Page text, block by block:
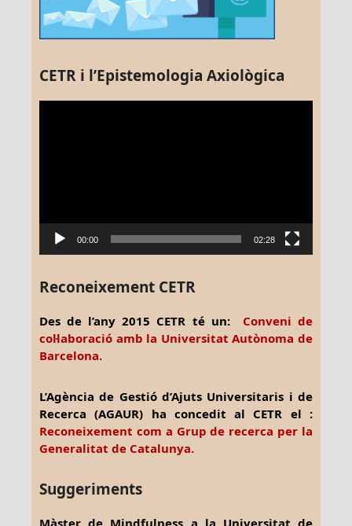
CETR i l’Epistemologia Axiològica
00:00 02:28
Reconeixement CETR
Des de l’any 2015 CETR té un: Conveni de
col·laboració amb la Universitat Autònoma de
Barcelona.
L’Agència de Gestió d’Ajuts Universitaris i de
Recerca (AGAUR) ha concedit al CETR el :
Reconeixement com a Grup de recerca per la
Generalitat de Catalunya.
Suggeriments
Màster de Mindfulness a la Universitat de